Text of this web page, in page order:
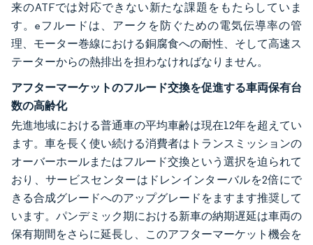
来のATFでは対応できない新たな課題をもたらしていま
す。eフルードは、アークを防ぐための電気伝導率の管
理、モーター巻線における銅腐食への耐性、そして高速ス
テーターからの熱排出を担わなければなりません。
アフターマーケットのフルード交換を促進する車両保有台
数の高齢化
先進地域における普通車の平均車齢は現在12年を超えてい
ます。車を長く使い続ける消費者はトランスミッションの
オーバーホールまたはフルード交換という選択を迫られて
おり、サービスセンターはドレンインターバルを2倍にで
きる合成グレードへのアップグレードをますます推奨して
います。パンデミック期における新車の納期遅延は車両の
保有期間をさらに延長し、このアフターマーケット機会を